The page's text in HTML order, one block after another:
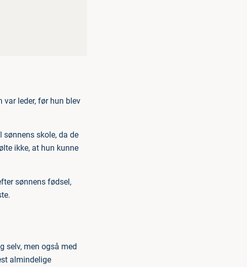
leder, før hun blev
skole, da de
ikke, at hun kunne
sønnens fødsel,
selv, men også med
almindelige